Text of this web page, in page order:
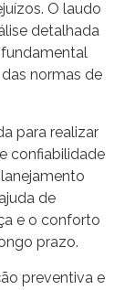
O laudo
detalhada
normas de
para realizar
confiabilidade
de
e o conforto
prazo.
preventiva e